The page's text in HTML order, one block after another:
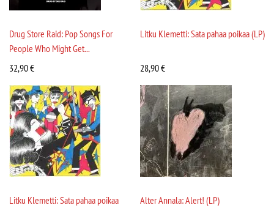
Drug Store Raid: Pop Songs For
People Who Might Get...
32,90€
Litku Klemetti: Sata pahaa poikaa (LP)
28,90€
Litku Klemetti: Sata pahaa poikaa
Alter Annala: Alert! (LP)